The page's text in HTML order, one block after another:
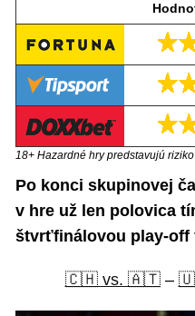
18+ Hazardné hry predstavujú
Po konci skupinovej
v hre už len polovica
štvrťfinálovou play-off
🇨🇭 vs. 🇦🇹–